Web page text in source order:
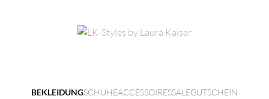
BEKLEIDUNGSCHUHEACCESSOIRESSALEGUTSCHEIN